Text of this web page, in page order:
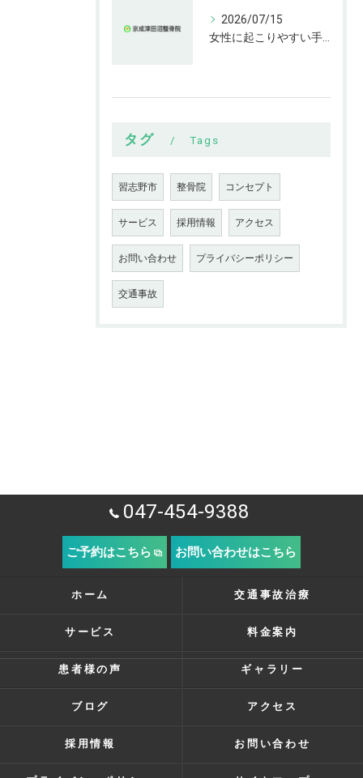
2026/07/15
タグ Tags
習志野市 整骨院 コンセプト
サービス 採用情報 アクセス
お問い合わせ プライバシーポリシー
交通事故
047-454-9388
ご予約はこちら お問い合わせはこちら
ホーム 交通事故治療
サービス 料金案内
患者様の声 ギャラリー
ブログ アクセス
採用情報 お問い合わせ